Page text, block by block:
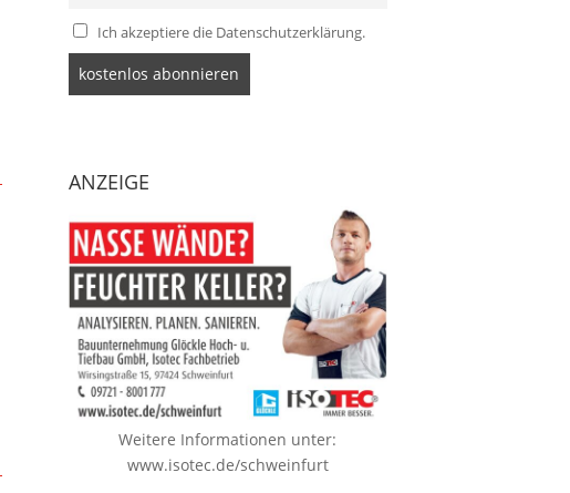
Ich akzeptiere die Datenschutzerklärung.
ANZEIGE
Weitere Informationen unter:
www.isotec.de/schweinfurt